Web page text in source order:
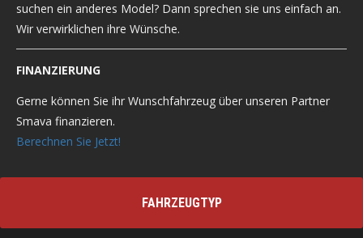
suchen ein anderes Model? Dann sprechen sie uns einfach an.
Wir verwirklichen ihre Wünsche.
FINANZIERUNG
Gerne können Sie ihr Wunschfahrzeug über unseren Partner
Smava finanzieren.
Berechnen Sie Jetzt!
FAHRZEUGTYP